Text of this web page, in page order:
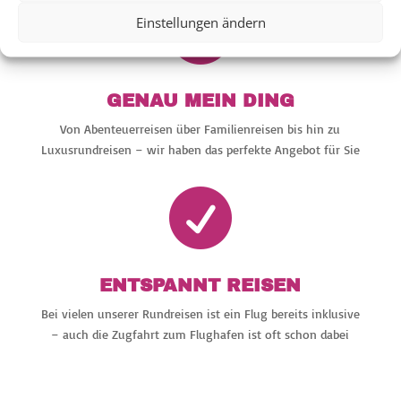
Einstellungen ändern

GENAU MEIN DING
Von Abenteuerreisen über Familienreisen bis hin zu
Luxusrundreisen – wir haben das perfekte Angebot für Sie

ENTSPANNT REISEN
Bei vielen unserer Rundreisen ist ein Flug bereits inklusive
– auch die Zugfahrt zum Flughafen ist oft schon dabei